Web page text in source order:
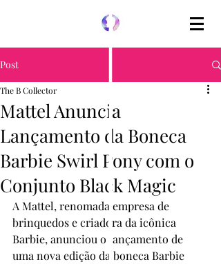
Post
Mattel Anuncia
Lançamento da Boneca
Barbie Swirl Pony com o
Conjunto Black Magic
The B Collector
A Mattel, renomada empresa de
brinquedos e criadora da icônica
Barbie, anunciou o lançamento de
uma nova edição da boneca Barbie